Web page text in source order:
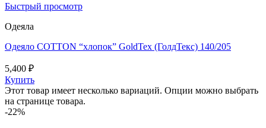
Быстрый просмотр
Одеяла
Одеяло COTTON “хлопок” GoldTex (ГолдТекс) 140/205
5,400 ₽
Купить
Этот товар имеет несколько вариаций. Опции можно выбрать
на странице товара.
-22%